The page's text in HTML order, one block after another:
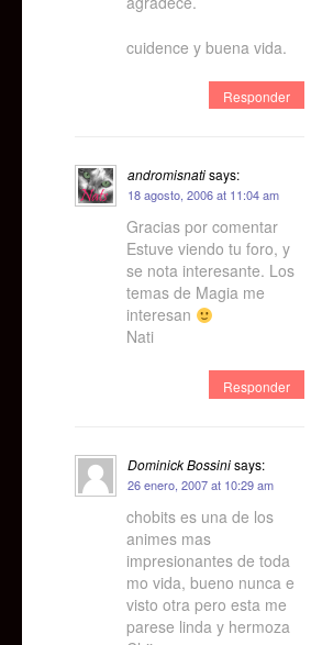
cuidence y buena vida.
Responder
andromisnatisays:
18 agosto, 2006 at 11:04 am
Gracias por comentar
Estuve viendo tu foro, y
se nota interesante. Los
temas de Magia me
interesan
Nati
Responder
Dominick Bossinisays:
26 enero, 2007 at 10:29 am
chobits es una de los
animes mas
impresionantes de toda
mo vida, bueno nunca e
visto otra pero esta me
parese linda y hermoza